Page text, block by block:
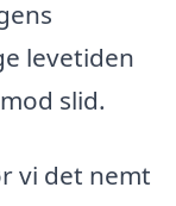
levetiden
slid.
vi det nemt